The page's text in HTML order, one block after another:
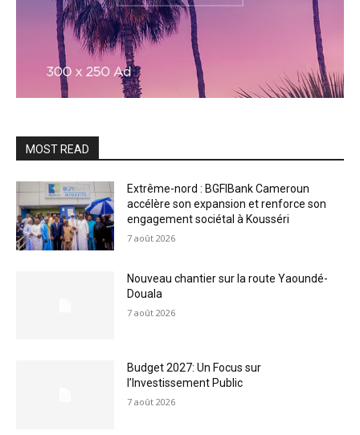
MOST READ
Extrême-nord : BGFIBank Cameroun
accélère son expansion et renforce son
engagement sociétal à Kousséri
7 août 2026
Nouveau chantier sur la route Yaoundé-
Douala
7 août 2026
Budget 2027: Un Focus sur
l’Investissement Public
7 août 2026